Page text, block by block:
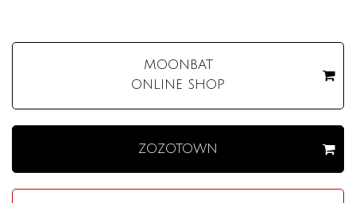
MOONBAT
ONLINE SHOP
ZOZOTOWN